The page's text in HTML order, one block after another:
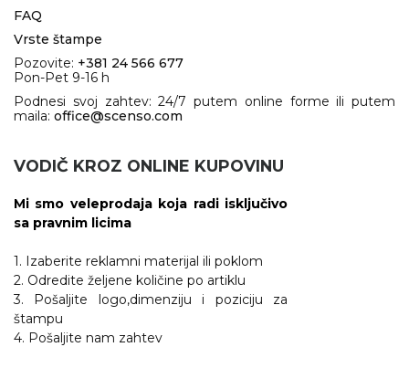
FAQ
Vrste štampe
Pozovite: +381 24 566 677
Pon-Pet 9-16 h
Podnesi svoj zahtev: 24/7 putem online forme ili putem
maila: office@scenso.com
VODIČ KROZ ONLINE KUPOVINU
Mi smo veleprodaja koja radi isključivo
sa pravnim licima
1. Izaberite reklamni materijal ili poklom
2. Odredite željene količine po artiklu
3. Pošaljite logo,dimenziju i poziciju za
štampu
4. Pošaljite nam zahtev